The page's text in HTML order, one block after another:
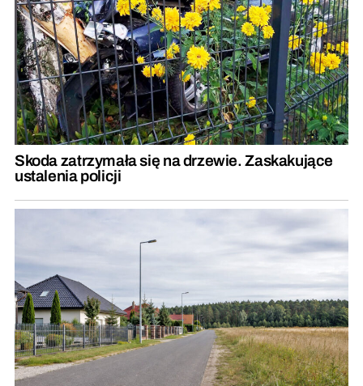
Skoda zatrzymała się na drzewie. Zaskakujące
ustalenia policji